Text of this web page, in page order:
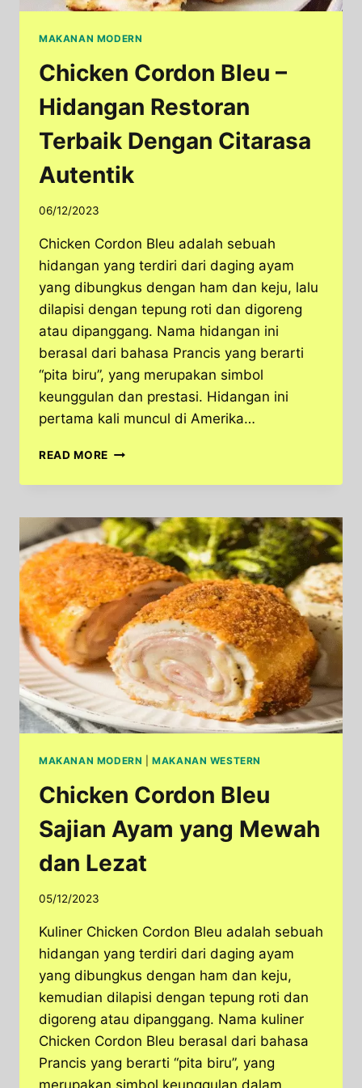
MAKANAN MODERN
Chicken Cordon Bleu –
Hidangan Restoran
Terbaik Dengan Citarasa
Autentik
06/12/2023
Chicken Cordon Bleu adalah sebuah
hidangan yang terdiri dari daging ayam
yang dibungkus dengan ham dan keju, lalu
dilapisi dengan tepung roti dan digoreng
atau dipanggang. Nama hidangan ini
berasal dari bahasa Prancis yang berarti
“pita biru”, yang merupakan simbol
keunggulan dan prestasi. Hidangan ini
pertama kali muncul di Amerika…
READ MORE CHICKEN
BLEU
HIDANGAN
RESTORAN
TERBAIK
DENGAN
CITARASA
AUTENTIK
MAKANAN MODERN |MAKANAN WESTERN
Chicken Cordon Bleu
Sajian Ayam yang Mewah
dan Lezat
05/12/2023
Kuliner Chicken Cordon Bleu adalah sebuah
hidangan yang terdiri dari daging ayam
yang dibungkus dengan ham dan keju,
kemudian dilapisi dengan tepung roti dan
digoreng atau dipanggang. Nama kuliner
Chicken Cordon Bleu berasal dari bahasa
Prancis yang berarti “pita biru”, yang